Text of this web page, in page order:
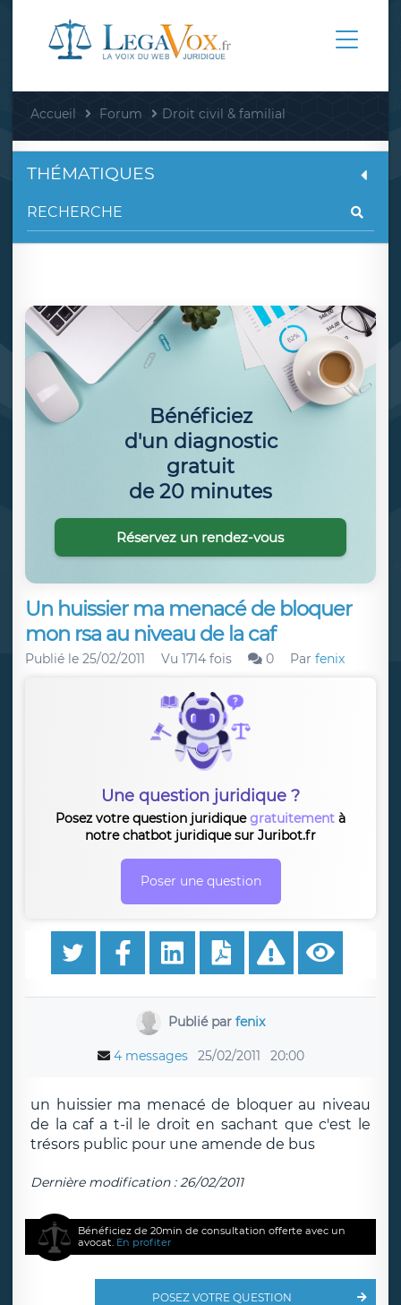
Accueil Forum Droit civil & familial
Un huissier ma menacé de bloquer
mon rsa au niveau de la caf
Publié le 25/02/2011 Vu 1714 fois 0 Par fenix
Une question juridique ?
Posez votre question juridiquegratuitement à
notre chatbot juridique sur Juribot.fr
Poser une question
Publié par fenix
4 messages 25/02/2011 20:00
un huissier ma menacé de bloquer au niveau
de la caf a t-il le droit en sachant que c'est le
trésors public pour une amende de bus
Dernière modification : 26/02/2011
Bénéficiez de 20min de consultation offerte avec un
avocat. En profiter
POSEZ VOTRE QUESTION
THÉMATIQUES
Bénéficiez
d'un diagnostic
gratuit
de 20 minutes
Réservez un rendez-vous